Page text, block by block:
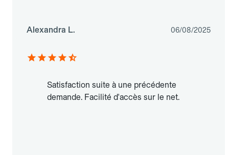
Alexandra L. 06/08/2025
Satisfaction suite à une précédente
demande. Facilité d'accès sur le net.